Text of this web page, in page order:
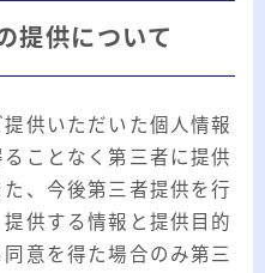
提供について
供いただいた個人情報
ことなく第三者に提供
、今後第三者提供を行
供する情報と提供目的
意を得た場合のみ第三